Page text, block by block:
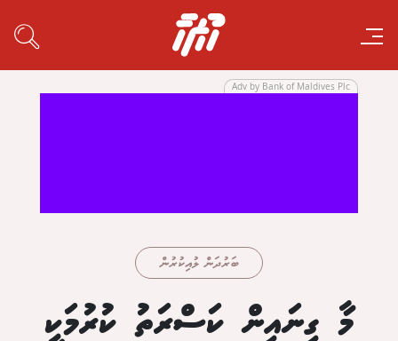
Adv by Bank of Maldives Plc
ބަރުދަން ލުއިކުރުން
މާ ގިނައިން ކަސްރަތު ކުރުމަކީ